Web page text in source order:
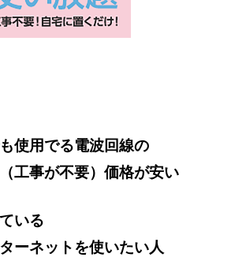
使用でる電波回線の
工事が不要）価格が安い
いる
ーネットを使いたい人